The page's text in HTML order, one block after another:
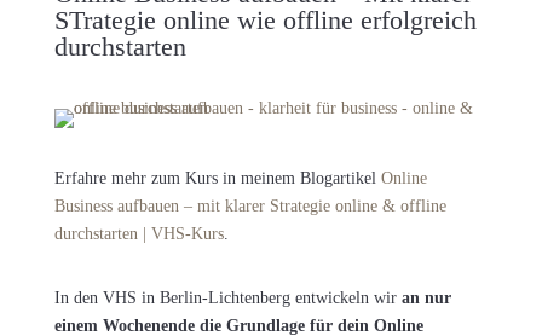
STrategie online wie offline erfolgreich
durchstarten
Erfahre mehr zum Kurs in meinem Blogartikel Online
Business aufbauen – mit klarer Strategie online & offline
durchstarten | VHS-Kurs.
In den VHS in Berlin-Lichtenberg entwickeln wir an nur
einem Wochenende die Grundlage für dein Online